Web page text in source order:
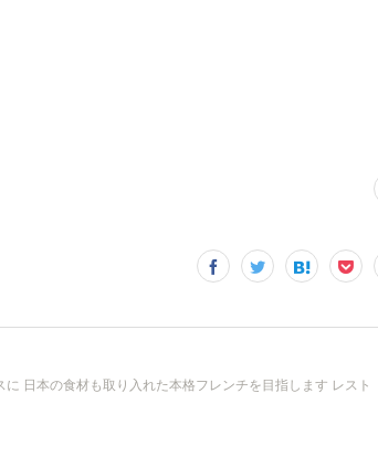
日本の食材も取り入れた本格フレンチを目指します レスト